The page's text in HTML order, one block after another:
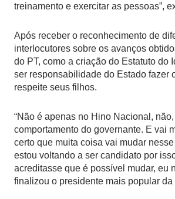
treinamento e exercitar as pessoas”,
Após receber o reconhecimento de
interlocutores sobre os avanços
do PT, como a criação do Estatuto do
ser responsabilidade do Estado fazer
respeite seus filhos.
“Não é apenas no Hino Nacional,
comportamento do governante. E vai
certo que muita coisa vai mudar
estou voltando a ser candidato por
acreditasse que é possível mudar, eu
finalizou o presidente mais popular da